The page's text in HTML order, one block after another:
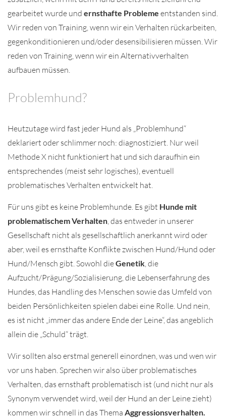
gearbeitet wurde und ernsthafte Probleme entstanden sind.
Wir reden von Training, wenn wir ein Verhalten rückarbeiten,
gegenkonditionieren und/oder desensibilisieren müssen. Wir
reden von Training, wenn wir ein Alternativverhalten
aufbauen müssen.
Problemhund?
Heutzutage wird fast jeder Hund als „Problemhund“
deklariert oder schlimmer noch: diagnostiziert. Nur weil
Methode X nicht funktioniert hat und sich daraufhin ein
entsprechendes (meist sehr logisches), eventuell
problematisches Verhalten entwickelt hat.
Für uns gibt es keine Problemhunde. Es gibt Hunde mit
problematischem Verhalten , das entweder in unserer
Gesellschaft nicht als gesellschaftlich anerkannt wird oder
aber, weil es ernsthafte Konflikte zwischen Hund/Hund oder
Hund/Mensch gibt. Sowohl dieGenetik , die
Aufzucht/Prägung/Sozialisierung, die Lebenserfahrung des
Hundes, das Handling des Menschen sowie das Umfeld von
beiden Persönlichkeiten spielen dabei eine Rolle. Und nein,
es ist nicht „immer das andere Ende der Leine“, das angeblich
allein die „Schuld“ trägt.
Wir sollten also erstmal generell einordnen, was und wen wir
vor uns haben. Sprechen wir also über problematisches
Verhalten, das ernsthaft problematisch ist (und nicht nur als
Synonym verwendet wird, weil der Hund an der Leine zieht)
kommen wir schnell in das Thema Aggressionsverhalten